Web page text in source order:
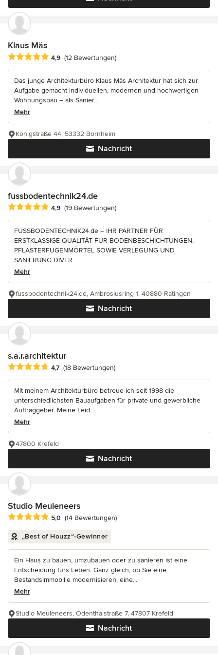
Klaus Mäs
Durchschnittliche Bewertung: 4.9 von 5 Sternen
4,9 (12 Bewertungen)
Das junge Architekturbüro Klaus Mäs Architektur hat sich zur
Aufgabe gemacht individuellen, modernen und hochwertigen
Wohnungsbau – als Sanier...
Mehr
Nachricht
Königstraße 44, 53332 Bornheim
fussbodentechnik24.de
Durchschnittliche Bewertung: 4.9 von 5 Sternen
4,9 (19 Bewertungen)
FUSSBODENTECHNIK24.de – IHR PARTNER FÜR
ERSTKLASSIGE QUALITÄT FÜR BODENBESCHICHTUNGEN,
PFLASTERFUGENMÖRTEL SOWIE VERLEGUNG UND
SANIERUNG DIVER...
Mehr
Nachricht
fussbodentechnik24.de, Ambrosiusring 1, 40880 Ratingen
s.a.r.architektur
Durchschnittliche Bewertung: 4.7 von 5 Sternen
4,7 (18 Bewertungen)
Mit meinem Architekturbüro betreue ich seit 1998 die
unterschiedlichsten Bauaufgaben für private und gewerbliche
Auftraggeber. Meine Leid...
Mehr
Nachricht
47800 Krefeld
Studio Meuleneers
Durchschnittliche Bewertung: 5 von 5 Sternen
5,0 (14 Bewertungen)
„Best of Houzz“-Gewinner
Ein Haus zu bauen, umzubauen oder zu sanieren ist eine
Entscheidung fürs Leben. Ganz gleich, ob Sie eine
Bestandsimmobilie modernisieren, eine...
Mehr
Nachricht
Studio Meuleneers, Odenthalstraße 7, 47807 Krefeld